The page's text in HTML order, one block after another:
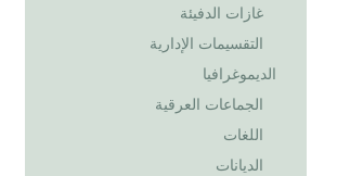
غازات الدفيئة
التقسيمات الإدارية
الديموغرافيا
الجماعات العرقية
اللغات
الديانات